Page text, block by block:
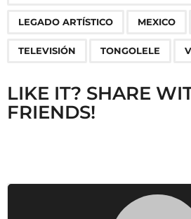
LEGADO ARTÍSTICO MEXICO
TELEVISIÓN TONGOLELE
LIKE IT? SHARE
FRIENDS!